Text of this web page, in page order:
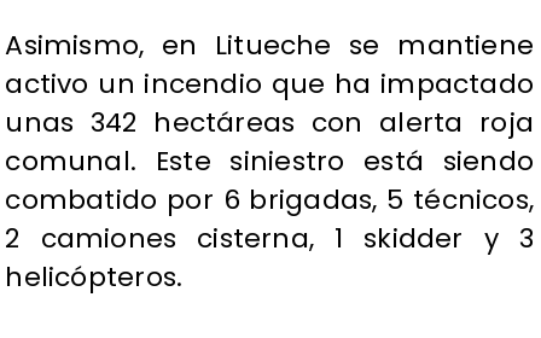
Asimismo, en Litueche se mantiene
activo un incendio que ha impactado
unas 342 hectáreas con alerta roja
comunal. Este siniestro está siendo
combatido por 6 brigadas, 5 técnicos,
2 camiones cisterna, 1 skidder y 3
helicópteros.